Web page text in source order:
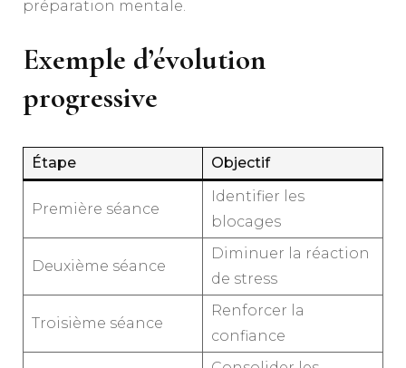
préparation mentale.
Exemple d’évolution
progressive
Étape Objectif
Première séance
Identifier les
blocages
Deuxième séance
Diminuer la réaction
de stress
Troisième séance
Renforcer la
confiance